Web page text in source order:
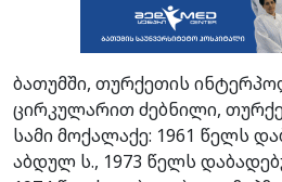
ბათუმში, თურქეთის
ცირკულარით ძებნილი,
სამი მოქალაქე: 1961 წელს
აბდულ ს., 1973 წელს